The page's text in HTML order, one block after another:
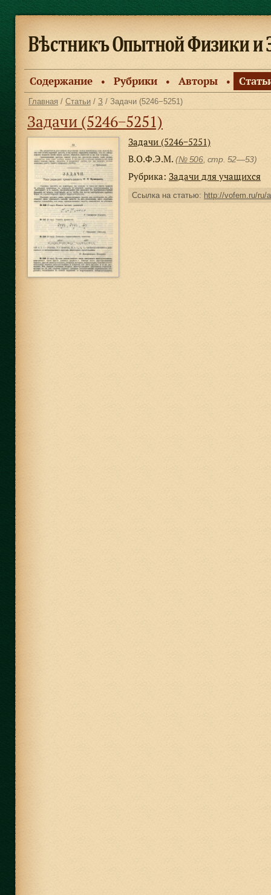
Содержание ● Рубрики ● Авторы ●
Главная / Статьи / З / Задачи (5246−5251)
Задачи (5246−5251)
Задачи (5246−5251)
В.О.Ф.Э.М. (№ 506, стр. 52—53)
Рубрика: Задачи для учащихся
Ссылка на статью: http://vofem.ru/ru/